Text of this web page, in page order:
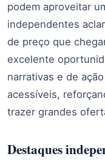
podem aproveitar
independentes
de preço que
excelente
narrativas e de
acessíveis,
trazer grandes
Destaques